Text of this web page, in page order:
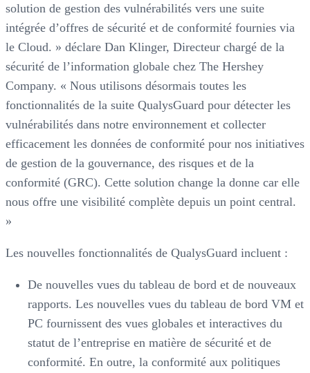
solution de gestion des vulnérabilités vers une suite
intégrée d’offres de sécurité et de conformité fournies via
le Cloud. » déclare Dan Klinger, Directeur chargé de la
sécurité de l’information globale chez The Hershey
Company. « Nous utilisons désormais toutes les
fonctionnalités de la suite QualysGuard pour détecter les
vulnérabilités dans notre environnement et collecter
efficacement les données de conformité pour nos initiatives
de gestion de la gouvernance, des risques et de la
conformité (GRC). Cette solution change la donne car elle
nous offre une visibilité complète depuis un point central.
»
Les nouvelles fonctionnalités de QualysGuard incluent :
De nouvelles vues du tableau de bord et de nouveaux
rapports. Les nouvelles vues du tableau de bord VM et
PC fournissent des vues globales et interactives du
statut de l’entreprise en matière de sécurité et de
conformité. En outre, la conformité aux politiques